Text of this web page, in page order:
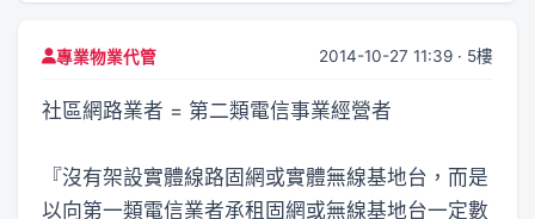
專業物業代管 2014-10-27 11:39 · 5樓
社區網路業者 = 第二類電信事業經營者
『沒有架設實體線路固網或實體無線基地台，而是
以向第一類電信業者承租固網或無線基地台一定數